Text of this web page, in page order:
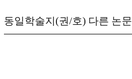
동일학술지(권/호) 다른 논문